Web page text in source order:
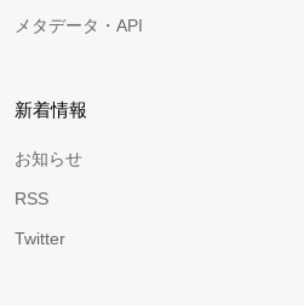
メタデータ・API
新着情報
お知らせ
RSS
Twitter